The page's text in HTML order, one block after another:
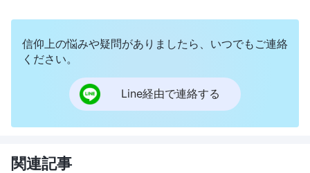
信仰上の悩みや疑問がありましたら、いつでもご連絡
ください。
Line経由で連絡する
関連記事